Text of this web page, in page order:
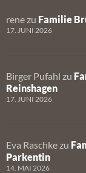
rene zu Familie
17. JUNI 2026
Birger Pufahl zu
Reinshagen
17. JUNI 2026
Eva Raschke zu
Parkentin
14. MAI 2026